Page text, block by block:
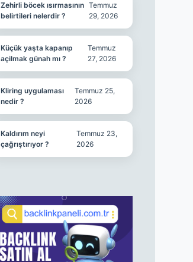
Zehirli böcek ısırmasının
belirtileri nelerdir ?
Temmuz
29, 2026
Küçük yaşta kapanıp
açilmak günah mı ?
Temmuz
27, 2026
Kliring uygulaması
nedir ?
Temmuz 25,
2026
Kaldırım neyi
çağrıştırıyor ?
Temmuz 23,
2026